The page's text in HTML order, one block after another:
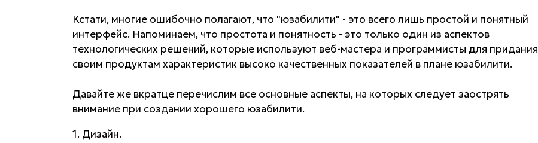
Кстати, многие ошибочно полагают, что "юзабилити" - это всего лишь простой и понятный
интерфейс. Напоминаем, что простота и понятность - это только один из аспектов
технологических решений, которые используют веб-мастера и программисты для придания
своим продуктам характеристик высоко качественных показателей в плане юзабилити.
Давайте же вкратце перечислим все основные аспекты, на которых следует заострять
внимание при создании хорошего юзабилити.
1. Дизайн.